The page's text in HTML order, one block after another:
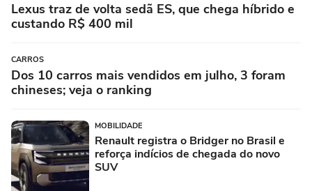
Lexus traz de volta sedã ES, que chega híbrido e
custando R$ 400 mil
CARROS
Dos 10 carros mais vendidos em julho, 3 foram
chineses; veja o ranking
MOBILIDADE
Renault registra o Bridger no Brasil e
reforça indícios de chegada do novo
SUV